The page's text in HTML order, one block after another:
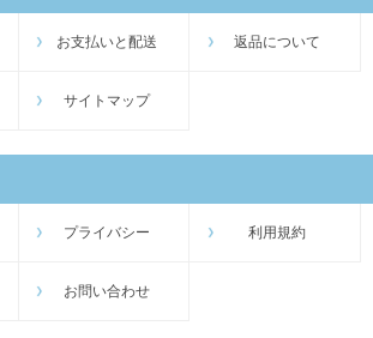
お支払いと配送 返品について
サイトマップ
プライバシー 利用規約
お問い合わせ